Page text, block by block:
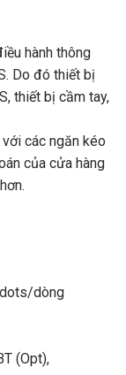
hành thông
Do đó thiết bị
thiết bị cầm tay,
các ngăn kéo
của cửa hàng
dòng
(Opt),